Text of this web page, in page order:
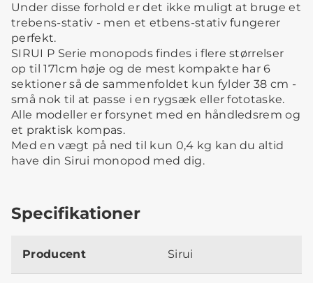
Under disse forhold er det ikke muligt at bruge et
trebens-stativ - men et etbens-stativ fungerer
perfekt.
SIRUI P Serie monopods findes i flere størrelser
op til 171cm høje og de mest kompakte har 6
sektioner så de sammenfoldet kun fylder 38 cm -
små nok til at passe i en rygsæk eller fototaske.
Alle modeller er forsynet med en håndledsrem og
et praktisk kompas.
Med en vægt på ned til kun 0,4 kg kan du altid
have din Sirui monopod med dig.
Specifikationer
Producent Sirui